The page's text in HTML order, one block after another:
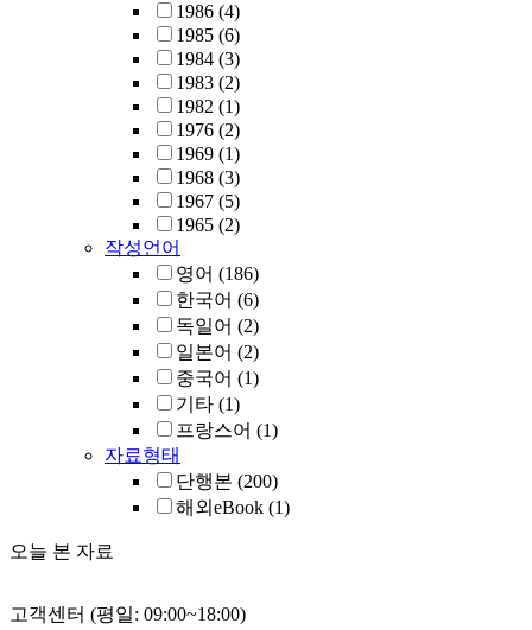
1986 (4)
1985 (6)
1984 (3)
1983 (2)
1982 (1)
1976 (2)
1969 (1)
1968 (3)
1967 (5)
1965 (2)
작성언어
영어 (186)
한국어 (6)
독일어 (2)
일본어 (2)
중국어 (1)
기타 (1)
프랑스어 (1)
자료형태
단행본 (200)
해외eBook (1)
오늘 본 자료
고객센터 (평일: 09:00~18:00)